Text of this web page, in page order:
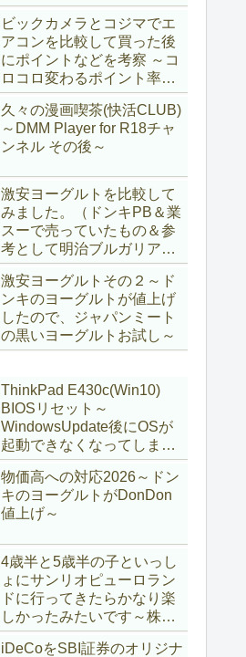
パイク～
ビックカメラとコジマでエ
アコンを比較して買った後
にポイントなどを考察 ～コ
ロコロ変わるポイント率に
注意＆株主優待券はポイン
ト率が低い時に使うべし～
久々の漫画喫茶(快活CLUB)
～DMM Player for R18チャ
ンネル その後～
激安ヨーグルトを比較して
みました。（ドンキPB＆業
スーで売っていたもの＆参
考として明治ブルガリアヨ
ーグルト)
激安ヨーグルトその２～ド
ンキのヨーグルトが値上げ
したので、ジャパンミート
の黒いヨーグルトお試し～
ThinkPad E430c(Win10)
BIOSリセット～
WindowsUpdate後にOSが
起動できなくなってしまい
復旧～
物価高への対応2026～ドン
キのヨーグルトがDonDon
値上げ～
4歳半と5歳半の子といっし
ょにサンリオピューロラン
ドに行ってきたらかなり楽
しかったみたいです～株主
優待券利用～
iDeCoをSBI証券のオリジナ